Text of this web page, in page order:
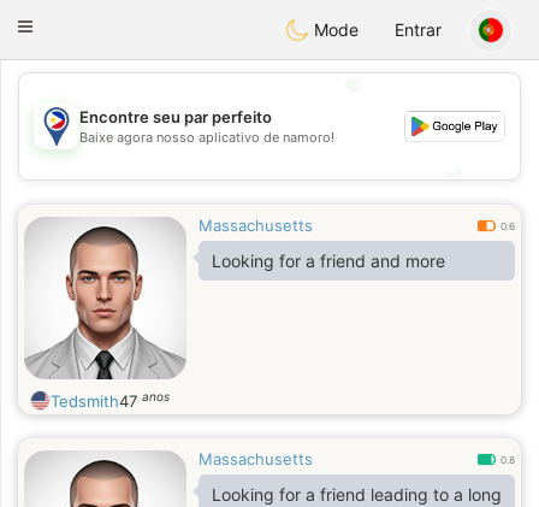
PhilippinesChat
Toggle
Mode Entrar
💖
💕
Encontre seu par perfeito
Baixe agora nosso aplicativo de namoro!
Massachusetts 0.6
Looking for a friend and more
Tedsmith47 anos
Massachusetts 0.8
Looking for a friend leading to a long